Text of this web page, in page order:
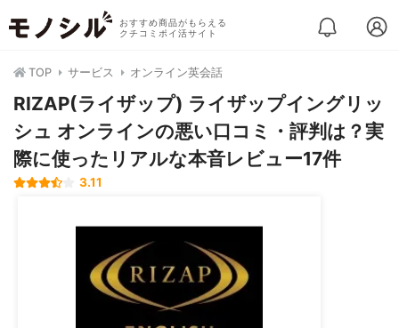
おすすめ商品がもらえる
クチコミポイ活サイト
TOP サービス オンライン英会話
RIZAP(ライザップ) ライザップイングリッ
シュ オンラインの悪い口コミ・評判は？実
際に使ったリアルな本音レビュー17件
3.11